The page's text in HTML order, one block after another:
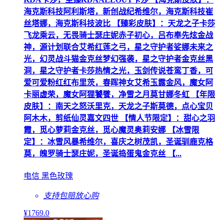
海克斯科技阿利斯塔，新创战纪希维尔，海克斯科技崔
丝塔娜，海克斯科技波比 【臻彩皮肤】：天龙之子卡莎
飞龙乘云，无畏骑士瑟庄妮赤子初心，吕布奉先炫金战
神，源计划联合艾希红莲之弓，星之守护者娑娜未来之
光，幻灵战斗猫金克丝梦幻强袭，星之守护者金克丝黑
洞，星之守护者卡莎热情之光，玉剑传说苍鸾丁香，可
爱可爱粉红红布里茨，春晖神女艾希玉露金风，魔女阿
卡丽虚荣，魔女阿狸饕餮，净雪之月莫甘娜冬虹 【年限
皮肤】：南天之怒沃里克，天龙之子斯莫德，点心宝贝
阿木木，剪纸仙灵嘉文四世 【情人节限定】：甜心之羽
霞，觅心萝莉金克丝，觅心魔灵奥莉安娜 【冰雪限
定】：冰雪风暴希维尔，喜庆之树茂凯，圣诞驯鹿克格
莫，魄罗骑士瑟庄妮，圣诞捣蛋鬼金克丝 【...
电信 黑色玫瑰
支持包赔放心购
¥1769.0